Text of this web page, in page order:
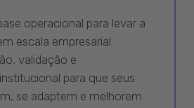
operacional para levar a
escala empresarial.
validação e
para que seus
se adaptem e melhorem